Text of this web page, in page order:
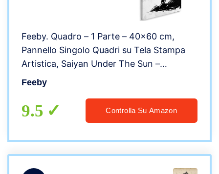
Feeby. Quadro – 1 Parte – 40×60 cm,
Pannello Singolo Quadri su Tela Stampa
Artistica, Saiyan Under The Sun –
DDJVIGO, Anime, Grigio
Feeby
9.5 Controlla Su Amazon